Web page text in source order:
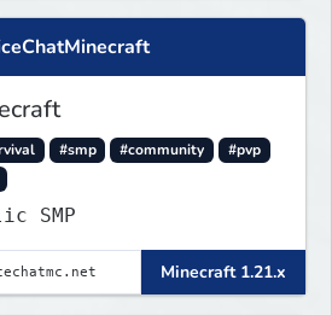
#smp #community
#pvp
SMP
Minecraft 1.21.x